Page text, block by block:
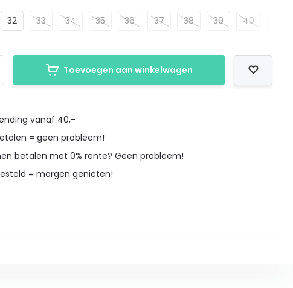
32 33 34 35 36 37 38 39 40
Toevoegen aan winkelwagen
vanaf 40,-
= geen probleem!
betalen met 0% rente? Geen probleem!
= morgen genieten!